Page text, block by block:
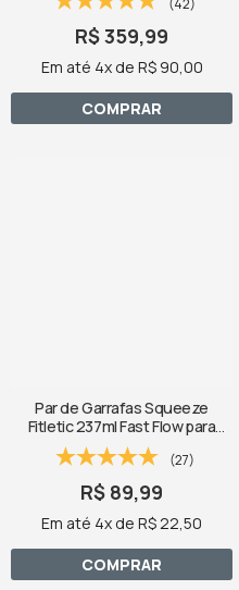
R$ 359,99
Em até 4x de R$ 90,00
COMPRAR
Par de Garrafas Squeeze
Fitletic 237ml Fast Flow para
Corrida
(27)
R$ 89,99
Em até 4x de R$ 22,50
COMPRAR